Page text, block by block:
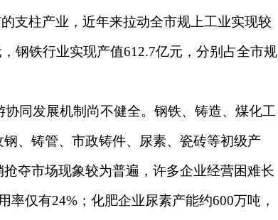
支柱产业，近年来拉动全市规上工业实现较
钢铁行业实现产值612.7亿元，分别占全市规
同发展机制尚不健全。钢铁、铸造、煤化工
、铸管、市政铸件、尿素、瓷砖等初级产
夺市场现象较为普遍，许多企业经营困难长
仅有24%；化肥企业尿素产能约600万吨，